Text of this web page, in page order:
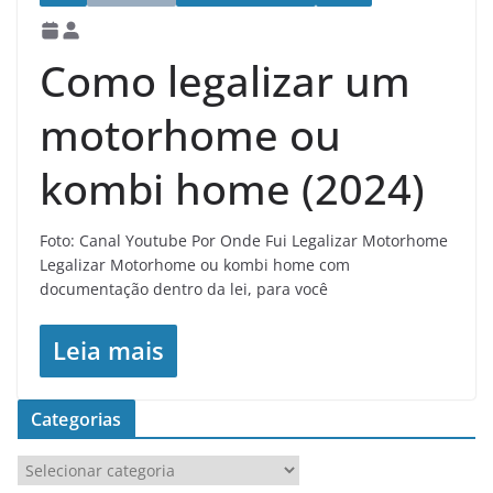
Como legalizar um
motorhome ou
kombi home (2024)
Foto: Canal Youtube Por Onde Fui Legalizar Motorhome
Legalizar Motorhome ou kombi home com
documentação dentro da lei, para você
Leia mais
Categorias